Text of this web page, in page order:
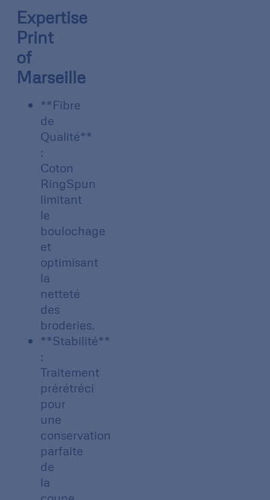
Expertise
Print
of
Marseille
**Fibre
de
Qualité**
:
Coton
RingSpun
limitant
le
boulochage
et
optimisant
la
netteté
des
broderies.
**Stabilité**
:
Traitement
prérétréci
pour
une
conservation
parfaite
de
la